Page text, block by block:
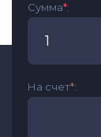
Сумма*:
На счет*: